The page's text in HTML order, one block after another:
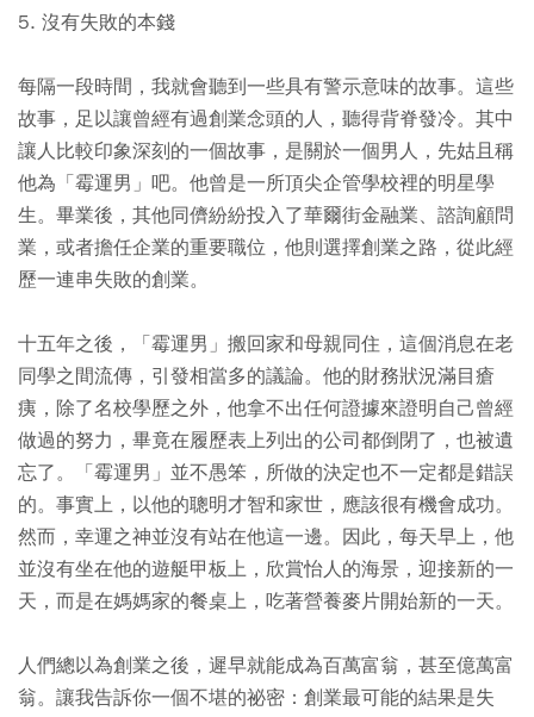
5. 沒有失敗的本錢
每隔一段時間，我就會聽到一些具有警示意味的故事。這些
故事，足以讓曾經有過創業念頭的人，聽得背脊發冷。其中
讓人比較印象深刻的一個故事，是關於一個男人，先姑且稱
他為「霉運男」吧。他曾是一所頂尖企管學校裡的明星學
生。畢業後，其他同儕紛紛投入了華爾街金融業、諮詢顧問
業，或者擔任企業的重要職位，他則選擇創業之路，從此經
歷一連串失敗的創業。
十五年之後，「霉運男」搬回家和母親同住，這個消息在老
同學之間流傳，引發相當多的議論。他的財務狀況滿目瘡
痍，除了名校學歷之外，他拿不出任何證據來證明自己曾經
做過的努力，畢竟在履歷表上列出的公司都倒閉了，也被遺
忘了。「霉運男」並不愚笨，所做的決定也不一定都是錯誤
的。事實上，以他的聰明才智和家世，應該很有機會成功。
然而，幸運之神並沒有站在他這一邊。因此，每天早上，他
並沒有坐在他的遊艇甲板上，欣賞怡人的海景，迎接新的一
天，而是在媽媽家的餐桌上，吃著營養麥片開始新的一天。
人們總以為創業之後，遲早就能成為百萬富翁，甚至億萬富
翁。讓我告訴你一個不堪的祕密：創業最可能的結果是失